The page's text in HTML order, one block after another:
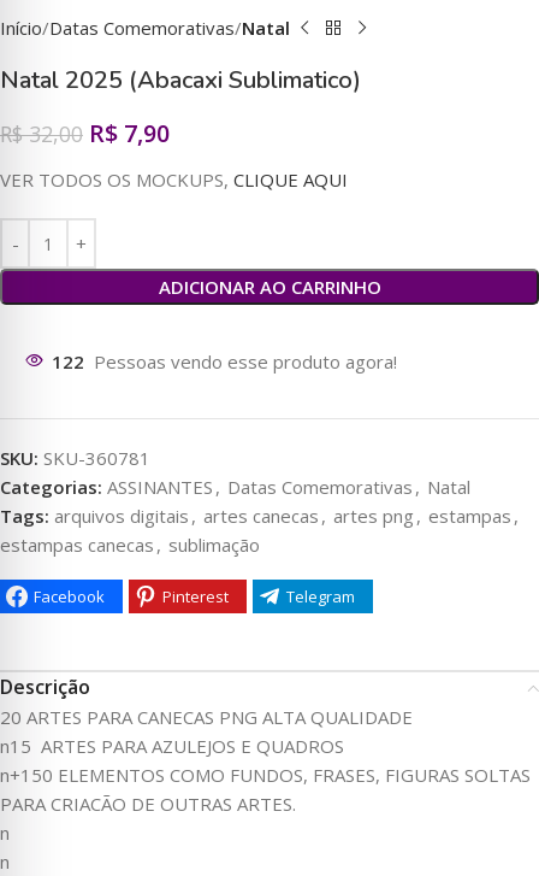
Início Datas Comemorativas Natal
Natal 2025 (Abacaxi Sublimatico)
R$32,00 R$ 7,90
VER TODOS OS MOCKUPS, CLIQUE AQUI
ADICIONAR AO CARRINHO
122 Pessoas vendo esse produto agora!
SKU: SKU-360781
Categorias: ASSINANTES , Datas Comemorativas , Natal
Tags: arquivos digitais , artes canecas , artes png , estampas ,
estampas canecas , sublimação
Facebook Pinterest Telegram
Descrição
20 ARTES PARA CANECAS PNG ALTA QUALIDADE
n15 ARTES PARA AZULEJOS E QUADROS
n+150 ELEMENTOS COMO FUNDOS, FRASES, FIGURAS SOLTAS
PARA CRIACÃO DE OUTRAS ARTES.
n
n